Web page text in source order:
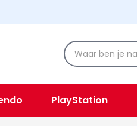
PlayStation